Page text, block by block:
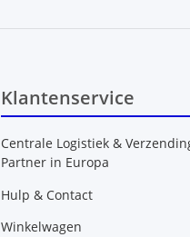
Klantenservice
Centrale Logistiek &
Partner in Europa
Hulp & Contact
Winkelwagen